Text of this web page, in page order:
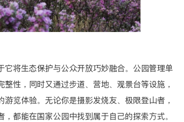
它将生态保护与公众开放巧妙融合。公园管理单
性，同时又通过步道、营地、观景台等设施，
览体验。无论你是摄影发烧友、极限登山者，
都能在国家公园中找到属于自己的探索方式。